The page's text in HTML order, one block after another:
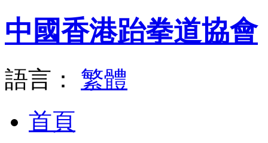
中國香港跆拳道協會
語言： 繁體
首頁